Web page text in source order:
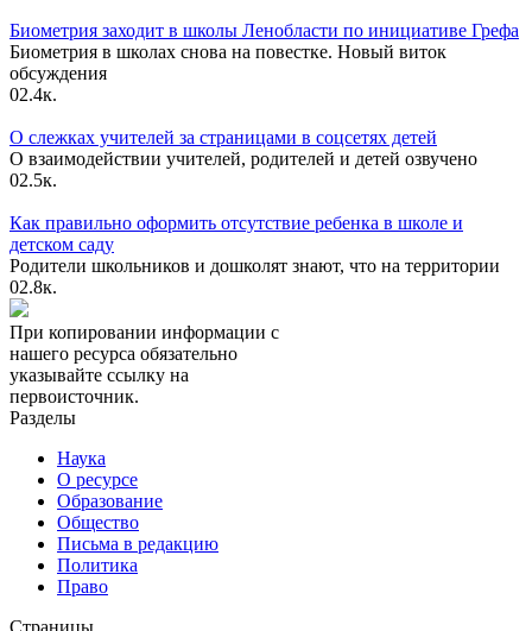
Биометрия заходит в школы Ленобласти по инициативе Грефа
Биометрия в школах снова на повестке. Новый виток
обсуждения
02.4к.
О слежках учителей за страницами в соцсетях детей
О взаимодействии учителей, родителей и детей озвучено
02.5к.
Как правильно оформить отсутствие ребенка в школе и
детском саду
Родители школьников и дошколят знают, что на территории
02.8к.
При копировании информации с
нашего ресурса обязательно
указывайте ссылку на
первоисточник.
Разделы
Наука
О ресурсе
Образование
Общество
Письма в редакцию
Политика
Право